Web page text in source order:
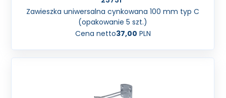
Zawieszka uniwersalna cynkowana 100 mm typ C
(opakowanie 5 szt.)
Cena netto37,00 PLN